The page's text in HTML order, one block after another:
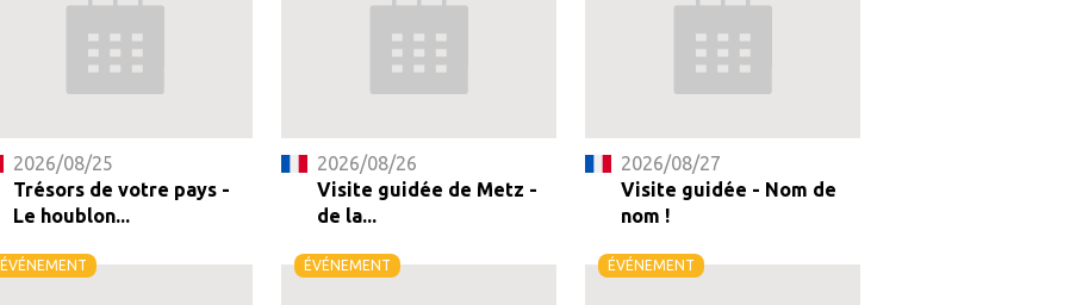
2026/08/25
Trésors de votre pays -
Le houblon...
2026/08/26
Visite guidée de Metz -
de la...
2026/08/27
Visite guidée - Nom de
nom !
ÉVÉNEMENT ÉVÉNEMENT ÉVÉNEMENT